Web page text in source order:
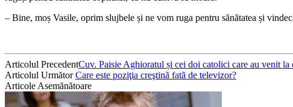
– Bine, moș Vasile, oprim slujbele și ne vom ruga pentru sănătatea și
Articolul PrecedentCuv. Paisie Aghioratul și cei doi catolici care au venit la
Articolul UrmătorCare este poziţia creştinã fatã de televizor?
Articole Asemănătoare